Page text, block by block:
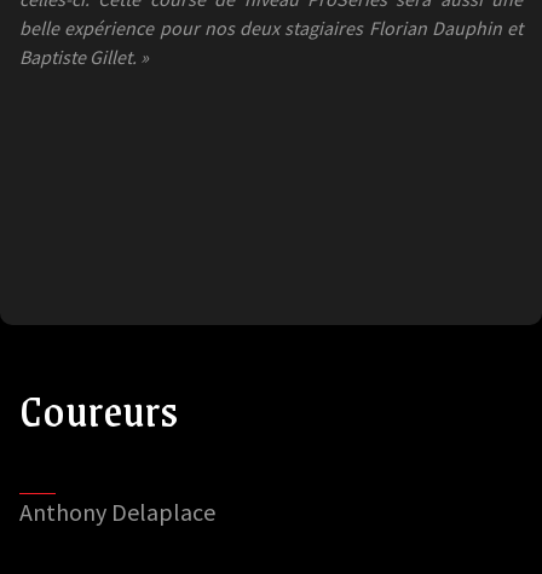
belle expérience pour nos deux stagiaires Florian Dauphin et
Baptiste Gillet. »
Coureurs
Anthony Delaplace